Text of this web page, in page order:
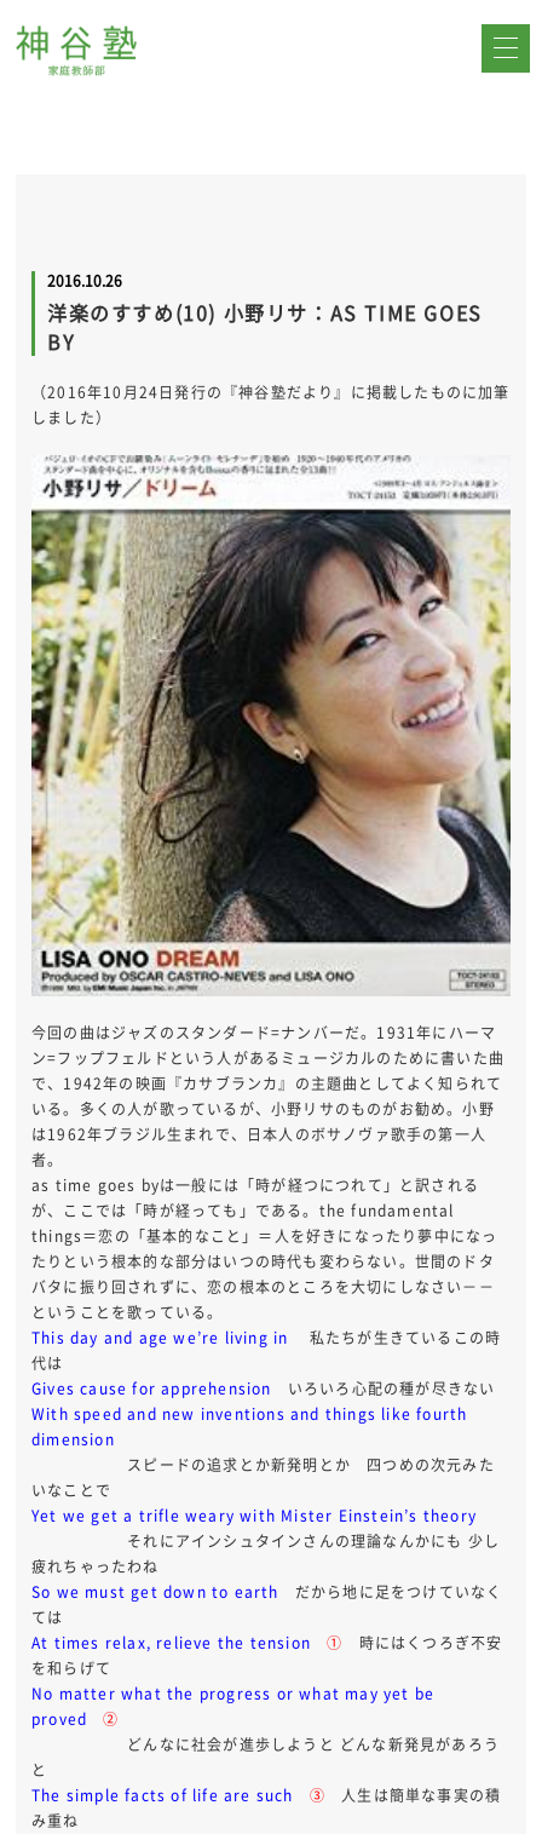
2016.10.26
洋楽のすすめ(10) 小野リサ：AS TIME GOES
BY
（2016年10月24日発行の『神谷塾だより』に掲載したものに加筆
しました）
今回の曲はジャズのスタンダード=ナンバーだ。1931年にハーマ
ン=フップフェルドという人があるミュージカルのために書いた曲
で、1942年の映画『カサブランカ』の主題曲としてよく知られて
いる。多くの人が歌っているが、小野リサのものがお勧め。小野
は1962年ブラジル生まれで、日本人のボサノヴァ歌手の第一人
者。
as time goes byは一般には「時が経つにつれて」と訳される
が、ここでは「時が経っても」である。the fundamental
things＝恋の「基本的なこと」＝人を好きになったり夢中になっ
たりという根本的な部分はいつの時代も変わらない。世間のドタ
バタに振り回されずに、恋の根本のところを大切にしなさい－－
ということを歌っている。
This day and age we’re living in 私たちが生きているこの時
代は
Gives cause for apprehension いろいろ心配の種が尽きない
With speed and new inventions and things like fourth
dimension
スピードの追求とか新発明とか 四つめの次元みた
いなことで
Yet we get a trifle weary with Mister Einstein’s theory
それにアインシュタインさんの理論なんかにも 少し
疲れちゃったわね
So we must get down to earth だから地に足をつけていなく
ては
At times relax, relieve the tension
① 時にはくつろぎ不安
を和らげて
No matter what the progress or what may yet be
proved
②
どんなに社会が進歩しようと どんな新発見があろう
と
The simple facts of life are such
③ 人生は簡単な事実の積
み重ね